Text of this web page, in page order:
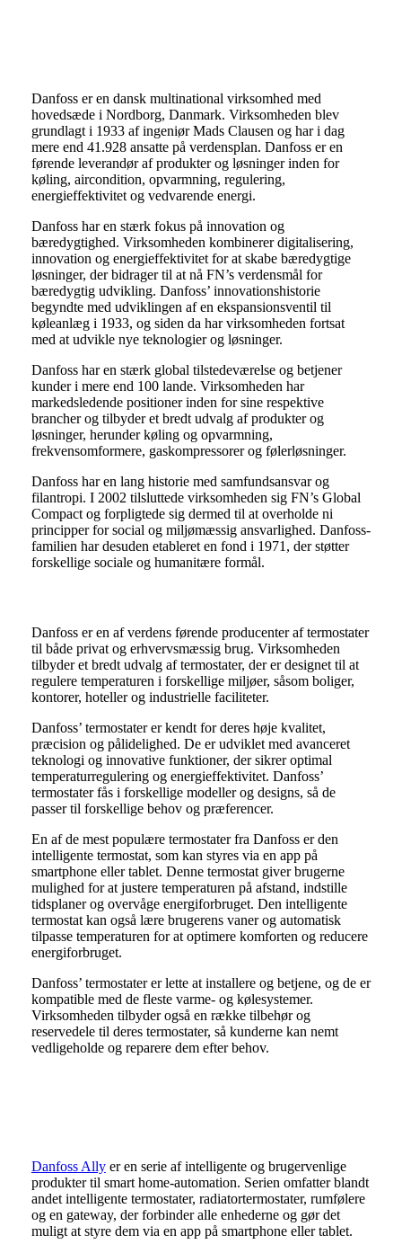
Danfoss er en dansk multinational virksomhed med
hovedsæde i Nordborg, Danmark. Virksomheden blev
grundlagt i 1933 af ingeniør Mads Clausen og har i dag
mere end 41.928 ansatte på verdensplan. Danfoss er en
førende leverandør af produkter og løsninger inden for
køling, aircondition, opvarmning, regulering,
energieffektivitet og vedvarende energi.
Danfoss har en stærk fokus på innovation og
bæredygtighed. Virksomheden kombinerer digitalisering,
innovation og energieffektivitet for at skabe bæredygtige
løsninger, der bidrager til at nå FN’s verdensmål for
bæredygtig udvikling. Danfoss’ innovationshistorie
begyndte med udviklingen af en ekspansionsventil til
køleanlæg i 1933, og siden da har virksomheden fortsat
med at udvikle nye teknologier og løsninger.
Danfoss har en stærk global tilstedeværelse og betjener
kunder i mere end 100 lande. Virksomheden har
markedsledende positioner inden for sine respektive
brancher og tilbyder et bredt udvalg af produkter og
løsninger, herunder køling og opvarmning,
frekvensomformere, gaskompressorer og følerløsninger.
Danfoss har en lang historie med samfundsansvar og
filantropi. I 2002 tilsluttede virksomheden sig FN’s Global
Compact og forpligtede sig dermed til at overholde ni
principper for social og miljømæssig ansvarlighed. Danfoss-
familien har desuden etableret en fond i 1971, der støtter
forskellige sociale og humanitære formål.
Danfoss er en af verdens førende producenter af termostater
til både privat og erhvervsmæssig brug. Virksomheden
tilbyder et bredt udvalg af termostater, der er designet til at
regulere temperaturen i forskellige miljøer, såsom boliger,
kontorer, hoteller og industrielle faciliteter.
Danfoss’ termostater er kendt for deres høje kvalitet,
præcision og pålidelighed. De er udviklet med avanceret
teknologi og innovative funktioner, der sikrer optimal
temperaturregulering og energieffektivitet. Danfoss’
termostater fås i forskellige modeller og designs, så de
passer til forskellige behov og præferencer.
En af de mest populære termostater fra Danfoss er den
intelligente termostat, som kan styres via en app på
smartphone eller tablet. Denne termostat giver brugerne
mulighed for at justere temperaturen på afstand, indstille
tidsplaner og overvåge energiforbruget. Den intelligente
termostat kan også lære brugerens vaner og automatisk
tilpasse temperaturen for at optimere komforten og reducere
energiforbruget.
Danfoss’ termostater er lette at installere og betjene, og de er
kompatible med de fleste varme- og kølesystemer.
Virksomheden tilbyder også en række tilbehør og
reservedele til deres termostater, så kunderne kan nemt
vedligeholde og reparere dem efter behov.
Danfoss Allyer en serie af intelligente og brugervenlige
produkter til smart home-automation. Serien omfatter blandt
andet intelligente termostater, radiatortermostater, rumfølere
og en gateway, der forbinder alle enhederne og gør det
muligt at styre dem via en app på smartphone eller tablet.